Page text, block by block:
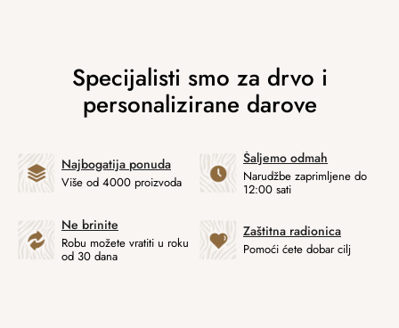
Najbogatija ponuda
Više od 4000 proizvoda
Šaljemo odmah
Narudžbe zaprimljene do
12:00 sati
Ne brinite
Robu možete vratiti u roku
od 30 dana
Zaštitna radionica
Pomoći ćete dobar cilj